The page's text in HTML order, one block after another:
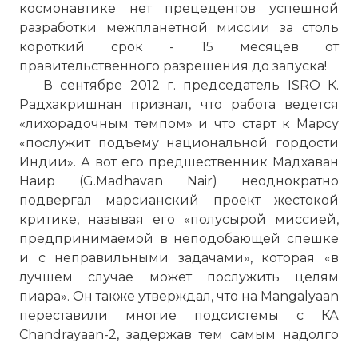
космонавтике нет прецедентов успешной
разработки межпланетной миссии за столь
короткий срок - 15 месяцев от
правительственного разрешения до запуска!
В сентябре 2012 г. председатель ISRO К.
Радхакришнан признал, что работа ведется
«лихорадочным темпом» и что старт к Марсу
«послужит подъему национальной гордости
Индии». А вот его предшественник Мадхаван
Наир (G.Madhavan Nair) неоднократно
подвергал марсианский проект жестокой
критике, называя его «полусырой миссией,
предпринимаемой в неподобающей спешке
и с неправильными задачами», которая «в
лучшем случае может послужить целям
пиара». Он также утверждал, что на Mangalyaan
переставили многие подсистемы с КА
Chandrayaan-2, задержав тем самым надолго